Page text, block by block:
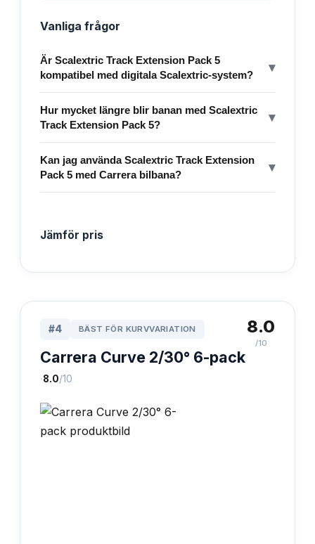
Vanliga frågor
Är Scalextric Track Extension Pack 5
kompatibel med digitala Scalextric-system?
▾
Hur mycket längre blir banan med Scalextric
Track Extension Pack 5?
▾
Kan jag använda Scalextric Track Extension
Pack 5 med Carrera bilbana?
▾
Jämför pris
#4 BÄST FÖR KURVVARIATION
Carrera Curve 2/30° 6-pack
·8.0/10
8.0
/10